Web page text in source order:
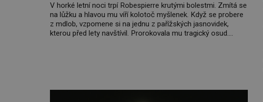
V horké letní noci trpí Robespierre krutými bolestmi. Zmítá se
na lůžku a hlavou mu víří kolotoč myšlenek. Když se probere
z mdlob, vzpomene si na jednu z pařížských jasnovidek,
kterou před lety navštívil. Prorokovala mu tragický osud.